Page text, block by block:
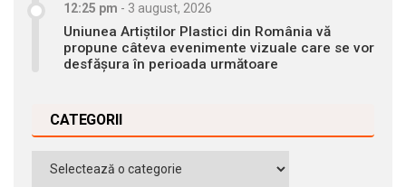
12:25 pm - 3 august, 2026
Uniunea Artiștilor Plastici din România vă
propune câteva evenimente vizuale care se vor
desfășura în perioada următoare
CATEGORII
Categorii